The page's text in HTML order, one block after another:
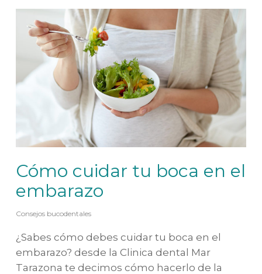
Cómo cuidar tu boca en el
embarazo
Consejos bucodentales
¿Sabes cómo debes cuidar tu boca en el
embarazo? desde la Clinica dental Mar
Tarazona te decimos cómo hacerlo de la